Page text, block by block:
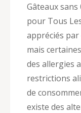
Gâteaux
pour Tous
appréciés
mais
des allergies
restrictions
de
existe des